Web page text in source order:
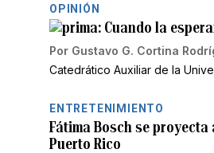
OPINIÓN
Cuando la
Por Gustavo G. Cortina
Catedrático Auxiliar de la
ENTRETENIMIENTO
Fátima Bosch se
Puerto Rico